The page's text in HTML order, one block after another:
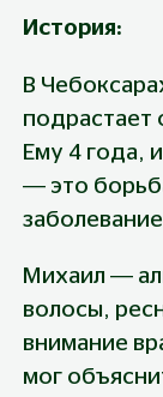
История:
В
подрастает
Ему 4 года,
— это
Михаил —
волосы,
внимание
мог